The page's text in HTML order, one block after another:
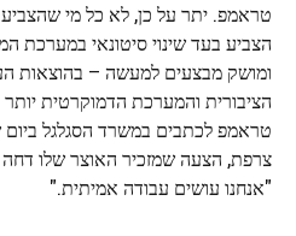
טראמפ. יתר על כן, לא כל מי שהצביע
הצביע בעד שינוי סיטונאי במערכת
ומושק מבצעים למעשה – בהוצאות
הציבורית והמערכת הדמוקרטית
טראמפ לכתבים במשרד הסגלגל ביום
צרפת, הצעה שמזכיר האוצר שלו דחה
"אנחנו עושים עבודה אמיתית."